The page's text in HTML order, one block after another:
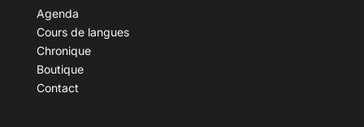
Agenda
Cours de langues
Chronique
Boutique
Contact